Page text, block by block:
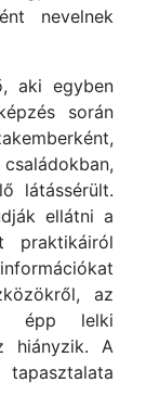
nevelnek
aki egyben
során
látássérült.
ellátni a
praktikáiról
az
épp lelki
hiányzik. A